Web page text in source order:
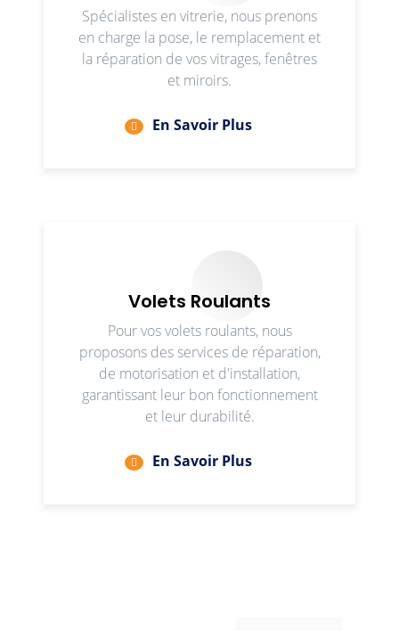
Spécialistes en vitrerie, nous prenons
en charge la pose, le remplacement et
la réparation de vos vitrages, fenêtres
et miroirs.
En Savoir Plus
Volets Roulants
Pour vos volets roulants, nous
proposons des services de réparation,
de motorisation et d'installation,
garantissant leur bon fonctionnement
et leur durabilité.
En Savoir Plus